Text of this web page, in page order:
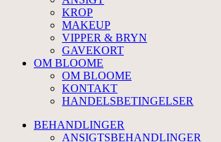
KROP
MAKEUP
VIPPER & BRYN
GAVEKORT
OM BLOOME
OM BLOOME
KONTAKT
HANDELSBETINGELSER
BEHANDLINGER
ANSIGTSBEHANDLINGER